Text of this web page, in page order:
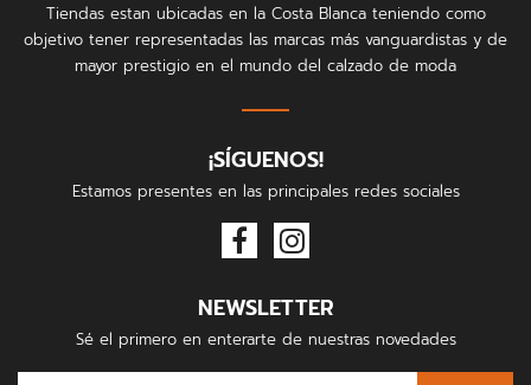
Tiendas estan ubicadas en la Costa Blanca teniendo como
objetivo tener representadas las marcas más vanguardistas y de
mayor prestigio en el mundo del calzado de moda
¡SÍGUENOS!
Estamos presentes en las principales redes sociales
NEWSLETTER
Sé el primero en enterarte de nuestras novedades